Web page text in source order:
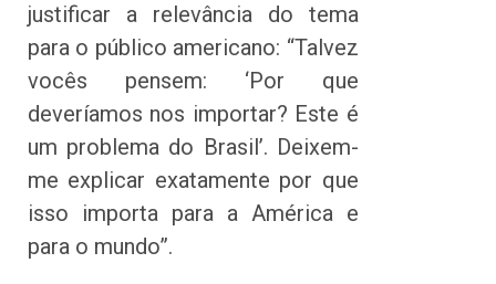
justificar a relevância do tema
para o público americano: “Talvez
vocês pensem: ‘Por que
deveríamos nos importar? Este é
um problema do Brasil’. Deixem-
me explicar exatamente por que
isso importa para a América e
para o mundo”.